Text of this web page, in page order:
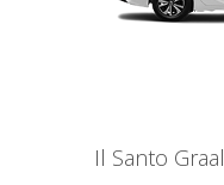
Il Santo